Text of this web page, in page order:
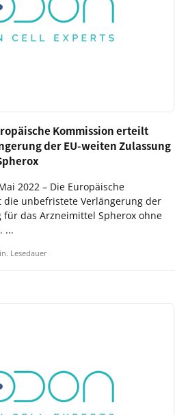
Kommission erteilt
der EU-weiten Zulassung
2022 – Die Europäische
die unbefristete Verlängerung der
für das Arzneimittel Spherox ohne
...
Lesedauer